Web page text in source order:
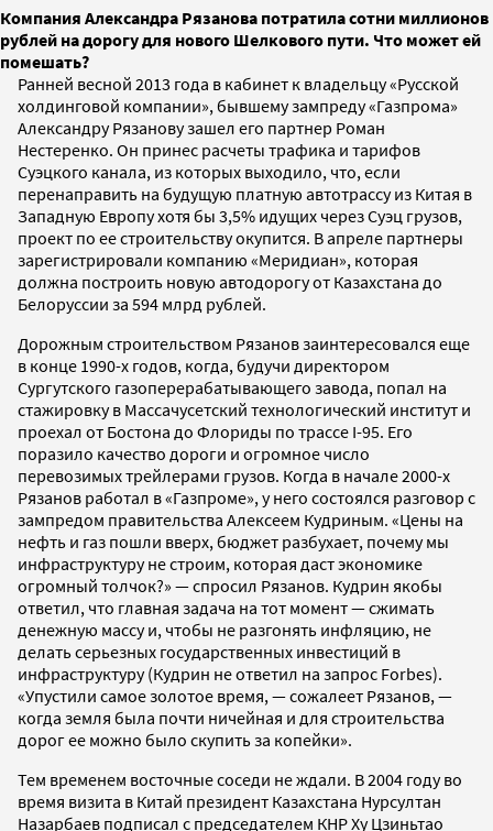
Компания Александра Рязанова потратила сотни миллионов
рублей на дорогу для нового Шелкового пути. Что может ей
помешать?
Ранней весной 2013 года в кабинет к владельцу «Русской
холдинговой компании», бывшему зампреду «Газпрома»
Александру Рязанову зашел его партнер Роман
Нестеренко. Он принес расчеты трафика и тарифов
Суэцкого канала, из которых выходило, что, если
перенаправить на будущую платную автотрассу из Китая в
Западную Европу хотя бы 3,5% идущих через Суэц грузов,
проект по ее строительству окупится. В апреле партнеры
зарегистрировали компанию «Меридиан», которая
должна построить новую автодорогу от Казахстана до
Белоруссии за 594 млрд рублей.
Дорожным строительством Рязанов заинтересовался еще
в конце 1990-х годов, когда, будучи директором
Сургутского газоперерабатывающего завода, попал на
стажировку в Массачусетский технологический институт и
проехал от Бостона до Флориды по трассе I-95. Его
поразило качество дороги и огромное число
перевозимых трейлерами грузов. Когда в начале 2000-х
Рязанов работал в «Газпроме», у него состоялся разговор с
зампредом правительства Алексеем Кудриным. «Цены на
нефть и газ пошли вверх, бюджет разбухает, почему мы
инфраструктуру не строим, которая даст экономике
огромный толчок?» — спросил Рязанов. Кудрин якобы
ответил, что главная задача на тот момент — сжимать
денежную массу и, чтобы не разгонять инфляцию, не
делать серьезных государственных инвестиций в
инфраструктуру (Кудрин не ответил на запрос Forbes).
«Упустили самое золотое время, — сожалеет Рязанов, —
когда земля была почти ничейная и для строительства
дорог ее можно было скупить за копейки».
Тем временем восточные соседи не ждали. В 2004 году во
время визита в Китай президент Казахстана Нурсултан
Назарбаев подписал с председателем КНР Ху Цзиньтао